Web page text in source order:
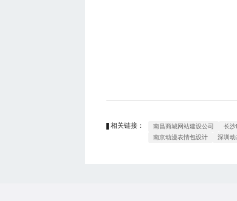
相关链接： 南昌商城网站建设公司 长沙
南京动漫表情包设计
深圳动